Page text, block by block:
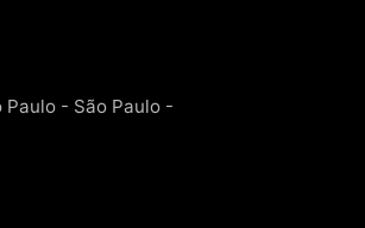
Paulo - São Paulo -